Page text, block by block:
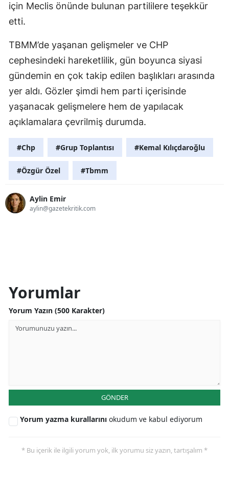
için Meclis önünde bulunan partililere teşekkür
etti.
TBMM’de yaşanan gelişmeler ve CHP
cephesindeki hareketlilik, gün boyunca siyasi
gündemin en çok takip edilen başlıkları arasında
yer aldı. Gözler şimdi hem parti içerisinde
yaşanacak gelişmelere hem de yapılacak
açıklamalara çevrilmiş durumda.
#Chp #Grup Toplantısı #Kemal Kılıçdaroğlu
#Özgür Özel #Tbmm
Aylin Emir
aylin@gazetekritik.com
Yorumlar
Yorum Yazın (500 Karakter)
GÖNDER
Yorum yazma kurallarını okudum ve kabul ediyorum
* Bu içerik ile ilgili yorum yok, ilk yorumu siz yazın, tartışalım *